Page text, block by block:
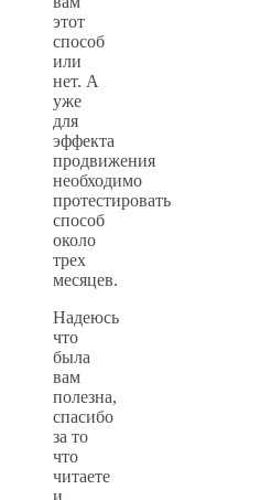
этот
способ
или
нет. А
уже
для
эффекта
продвижения
необходимо
протестировать
способ
около
трех
месяцев.
Надеюсь
что
была
вам
полезна,
спасибо
за то
что
читаете